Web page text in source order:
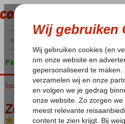
Pakketgarantie
Home
Spanje Balearen Mallorca Ca'n Picafort
Zafiro Mallorca
Logies-Hotel